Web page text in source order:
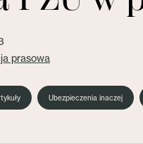
prasowa
Ubezpieczenia inaczej